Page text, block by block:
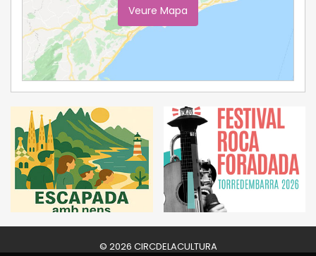
Veure Mapa
© 2026 CIRCDELACULTURA